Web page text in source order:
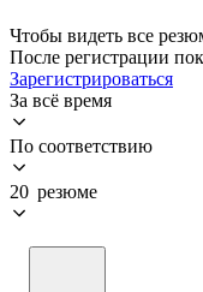
Чтобы видеть все
После регистрации
Зарегистрироваться
За всё время
По соответствию
20 резюме